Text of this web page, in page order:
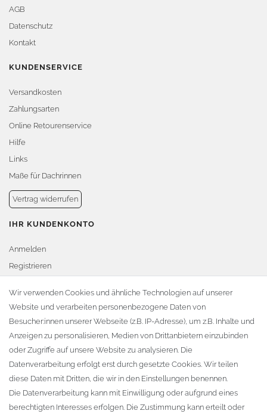
AGB
Datenschutz
Kontakt
KUNDENSERVICE
Versandkosten
Zahlungsarten
Online Retourenservice
Hilfe
Links
Maße für Dachrinnen
Vertrag widerrufen
IHR KUNDENKONTO
Anmelden
Registrieren
Warenkorb
Zur Kasse
KONTAKT
Fa. Steffen Jost
Söbrigener Weg 50
D-01796 Pirna
Wir verwenden Cookies und ähnliche Technologien auf unserer
Website und verarbeiten personenbezogene Daten von
Besucher:innen unserer Webseite (z.B. IP-Adresse), um z.B. Inhalte und
Anzeigen zu personalisieren, Medien von Drittanbietern einzubinden
oder Zugriffe auf unsere Website zu analysieren. Die
Datenverarbeitung erfolgt erst durch gesetzte Cookies. Wir teilen
diese Daten mit Dritten, die wir in den Einstellungen benennen.
Die Datenverarbeitung kann mit Einwilligung oder aufgrund eines
berechtigten Interesses erfolgen. Die Zustimmung kann erteilt oder